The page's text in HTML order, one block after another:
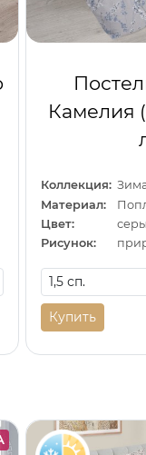
Камелия
Коллекция:
Материал:
Цвет:
Рисунок:
Купить